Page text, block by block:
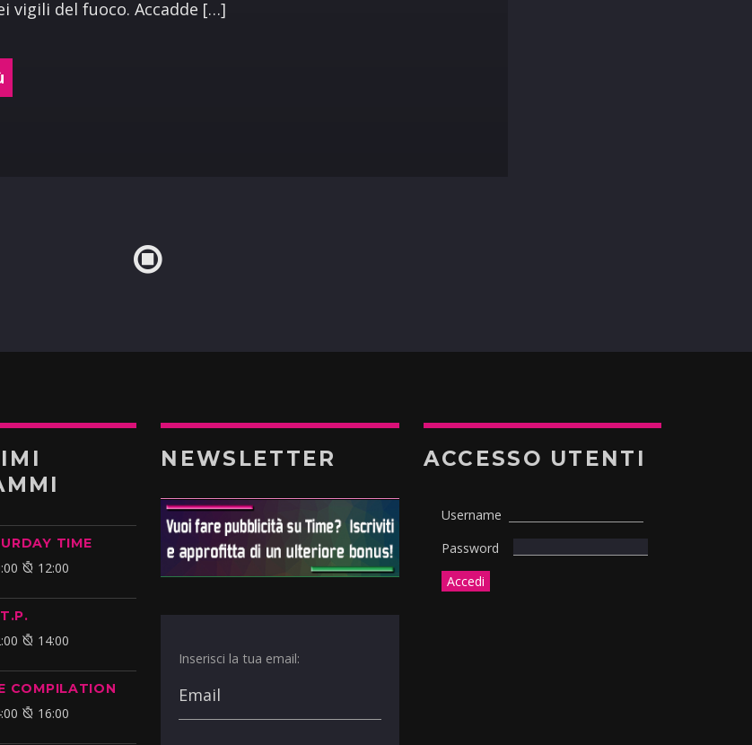
vigili del fuoco. Accadde […]
TIME
12:00
14:00
COMPILATION
16:00
NEWSLETTER
Inserisci la tua email:
ACCESSO UTENTI
Username
Password